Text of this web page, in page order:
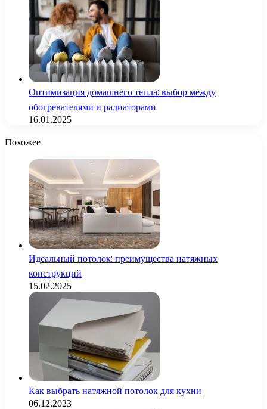
Оптимизация домашнего тепла: выбор между
обогревателями и радиаторами
16.01.2025
Похожее
Идеальный потолок: преимущества натяжных
конструкций
15.02.2025
Как выбрать натяжной потолок для кухни
06.12.2023